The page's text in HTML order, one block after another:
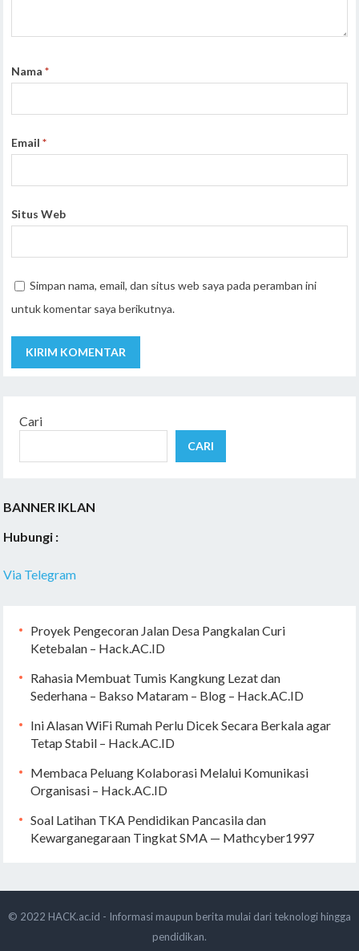
Nama*
Email*
Situs Web
Simpan nama, email, dan situs web saya pada peramban ini
untuk komentar saya berikutnya.
Cari
CARI
BANNER IKLAN
Hubungi :
Via Telegram
Proyek Pengecoran Jalan Desa Pangkalan Curi
Ketebalan – Hack.AC.ID
Rahasia Membuat Tumis Kangkung Lezat dan
Sederhana – Bakso Mataram – Blog – Hack.AC.ID
Ini Alasan WiFi Rumah Perlu Dicek Secara Berkala agar
Tetap Stabil – Hack.AC.ID
Membaca Peluang Kolaborasi Melalui Komunikasi
Organisasi – Hack.AC.ID
Soal Latihan TKA Pendidikan Pancasila dan
Kewarganegaraan Tingkat SMA — Mathcyber1997
© 2022 HACK.ac.id - Informasi maupun berita mulai dari teknologi hingga
pendidikan.